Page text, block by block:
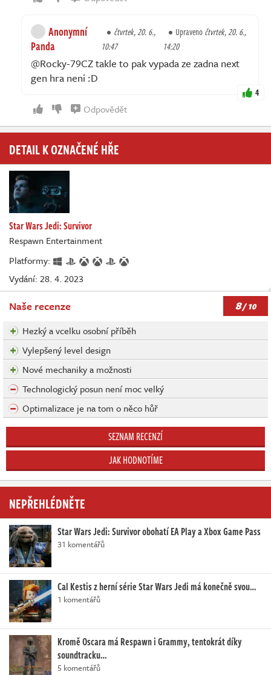
Anonymní
Panda
čtvrtek, 20. 6.,
10:47
Upravenočtvrtek, 20. 6.,
14:20
@Rocky-79CZ takle to pak vypada ze zadna next
gen hra neni :D
4
Odpovědět
DETAIL K OZNAČENÉ HŘE
Star Wars Jedi: Survivor
Respawn Entertainment
Platformy:
Vydání: 28. 4. 2023
Naše recenze 8/ 10
Hezký a vcelku osobní příběh
Vylepšený level design
Nové mechaniky a možnosti
Technologický posun není moc velký
Optimalizace je na tom o něco hůř
SEZNAM RECENZÍ
JAK HODNOTÍME
NEPŘEHLÉDNĚTE
Star Wars Jedi: Survivor obohatí EA Play a Xbox Game Pass
31 komentářů
Cal Kestis z herní série Star Wars Jedi má konečně svou…
1 komentářů
Kromě Oscara má Respawn i Grammy, tentokrát díky
soundtracku…
5 komentářů